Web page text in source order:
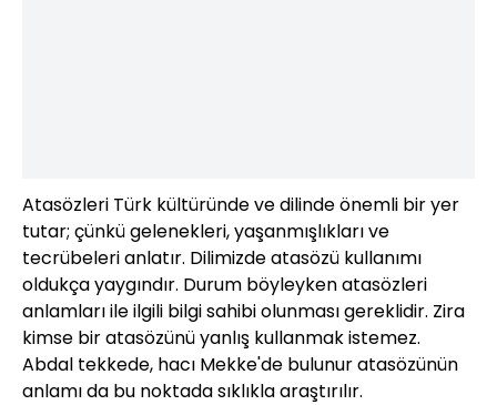
Atasözleri Türk kültüründe ve dilinde önemli bir yer
tutar; çünkü gelenekleri, yaşanmışlıkları ve
tecrübeleri anlatır. Dilimizde atasözü kullanımı
oldukça yaygındır. Durum böyleyken atasözleri
anlamları ile ilgili bilgi sahibi olunması gereklidir. Zira
kimse bir atasözünü yanlış kullanmak istemez.
Abdal tekkede, hacı Mekke'de bulunur atasözünün
anlamı da bu noktada sıklıkla araştırılır.